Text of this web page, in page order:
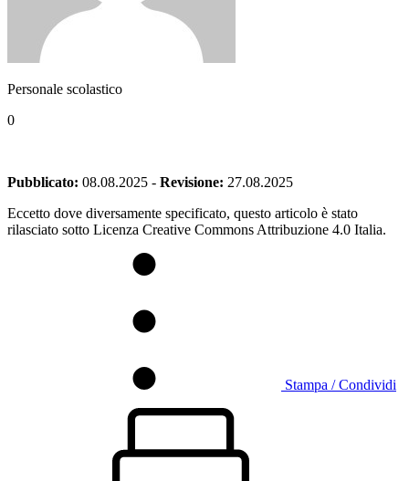
Personale scolastico
0
Pubblicato: 08.08.2025 - Revisione: 27.08.2025
Eccetto dove diversamente specificato, questo articolo è stato
rilasciato sotto Licenza Creative Commons Attribuzione 4.0 Italia.
Stampa / Condividi